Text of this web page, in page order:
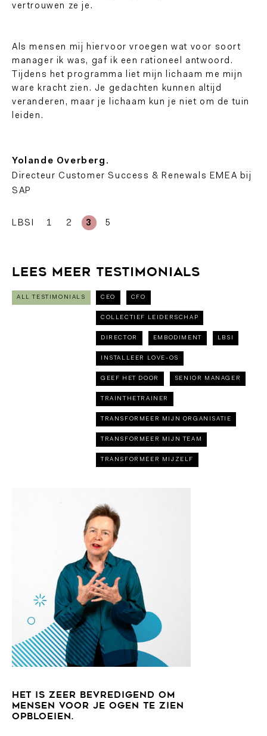
vertrouwen ze je.
Als mensen mij hiervoor vroegen wat voor soort
manager ik was, gaf ik een rationeel antwoord.
Tijdens het programma liet mijn lichaam me mijn
ware kracht zien. Je gedachten kunnen altijd
veranderen, maar je lichaam kun je niet om de tuin
leiden.
Yolande Overberg.
Directeur Customer Success & Renewals EMEA bij
SAP
LBSI 1 2 3 5
Lees meer testimonials
ALL TESTIMONIALS CEO CFO
COLLECTIEF LEIDERSCHAP
DIRECTOR EMBODIMENT LBSI
INSTALLEER LOVE-OS
GEEF HET DOOR SENIOR MANAGER
TRAINTHETRAINER
TRANSFORMEER MIJN ORGANISATIE
TRANSFORMEER MIJN TEAM
TRANSFORMEER MIJZELF
HET IS ZEER BEVREDIGEND OM
MENSEN VOOR JE OGEN TE ZIEN
OPBLOEIEN.